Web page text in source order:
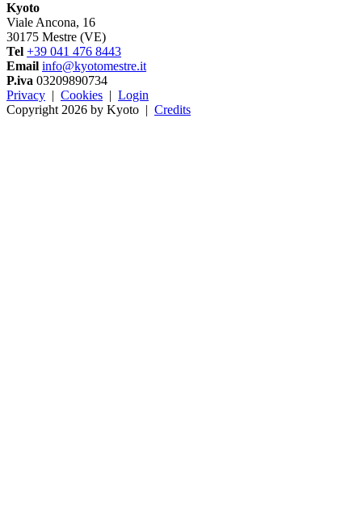
Kyoto
Viale Ancona, 16
30175 Mestre (VE)
Tel +39 041 476 8443
Email info@kyotomestre.it
P.iva 03209890734
Privacy | Cookies | Login
Copyright 2026 by Kyoto | Credits